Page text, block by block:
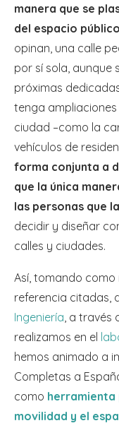
manera que se
del espacio
opinan, una calle
por sí sola,
próximas
tenga
ciudad –como la
vehículos de
forma conjunta a
que la única
las personas que
decidir y diseñar
calles y ciudades.
Así, tomando como
referencia citadas,
Ingeniería , a
realizamos en el
hemos animado a
Completas a
como herramienta
movilidad y el